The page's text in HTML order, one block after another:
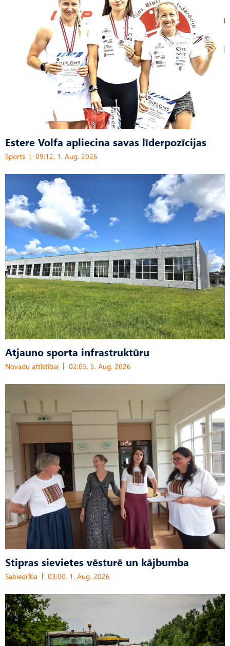
Estere Volfa apliecina savas līderpozīcijas
Sports 09:12, 1. Aug, 2026
Atjauno sporta infrastruktūru
Novadu attīstībai 02:05, 5. Aug, 2026
Stipras sievietes vēsturē un kājbumba
Sabiedrība 03:00, 1. Aug, 2026